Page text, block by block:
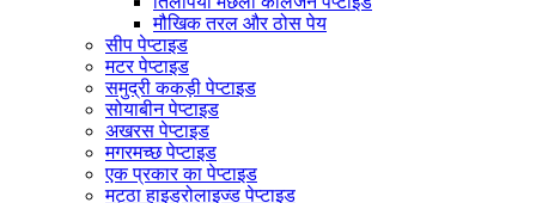
मौखिक तरल और ठोस पेय
सीप पेप्टाइड
मटर पेप्टाइड
समुद्री ककड़ी पेप्टाइड
सोयाबीन पेप्टाइड
अखरस पेप्टाइड
मगरमच्छ पेप्टाइड
एक प्रकार का पेप्टाइड
मट्ठा हाइड्रोलाइज्ड पेप्टाइड